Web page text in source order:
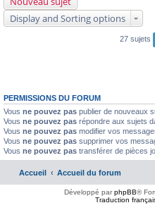
Display and Sorting options
27 sujets
PERMISSIONS DU FORUM
Vous ne pouvez pas publier de nouveaux
Vous ne pouvez pas répondre aux sujets
Vous ne pouvez pas modifier vos
Vous ne pouvez pas supprimer vos
Vous ne pouvez pas transférer de pièces
Accueil Accueil du forum
Développé parphpBB®
Traduction